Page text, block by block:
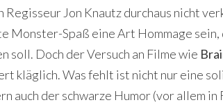
Jon Knautz durchaus nicht
Monster-Spaß eine Art Hommage sein,
soll. Doch der Versuch an Filme wie
kläglich. Was fehlt ist nicht nur eine
auch der schwarze Humor (vor allem in